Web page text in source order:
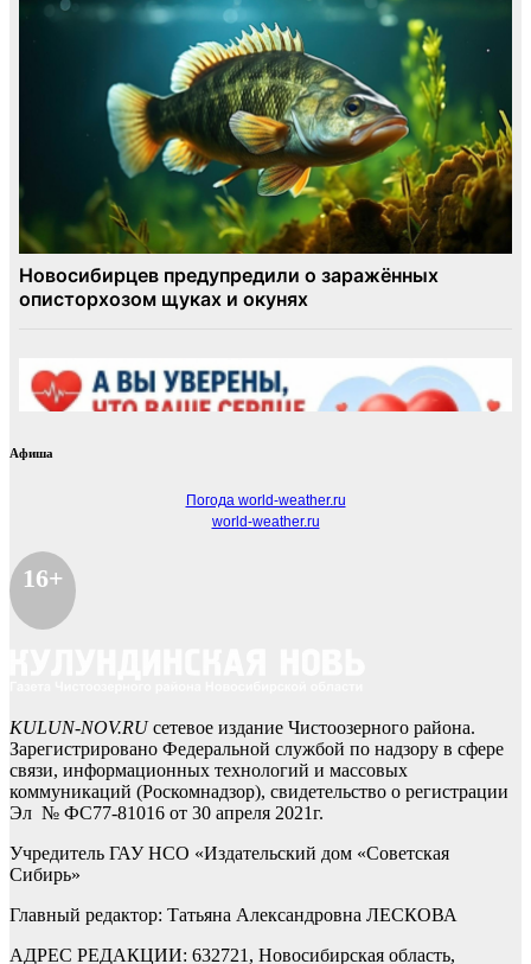
Афиша
Погода world-weather.ru
world-weather.ru
16+
KULUN-NOV.RUсетевое издание Чистоозерного района.
Зарегистрировано Федеральной службой по надзору в сфере
связи, информационных технологий и массовых
коммуникаций (Роскомнадзор), свидетельство о регистрации
Эл № ФС77-81016 от 30 апреля 2021г.
Учредитель ГАУ НСО «Издательский дом «Советская
Сибирь»
Главный редактор: Татьяна Александровна ЛЕСКОВА
АДРЕС РЕДАКЦИИ: 632721, Новосибирская область,